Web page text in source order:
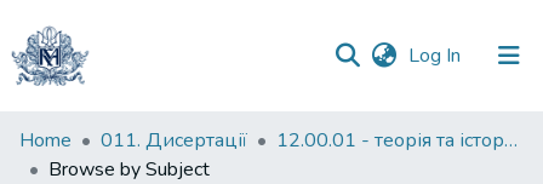
Log In (current)
Communities
&
Home 011. Дисертації
12.00.01 - теорія та історія держави і права; історія політичних і правових учень
Browse by Subject